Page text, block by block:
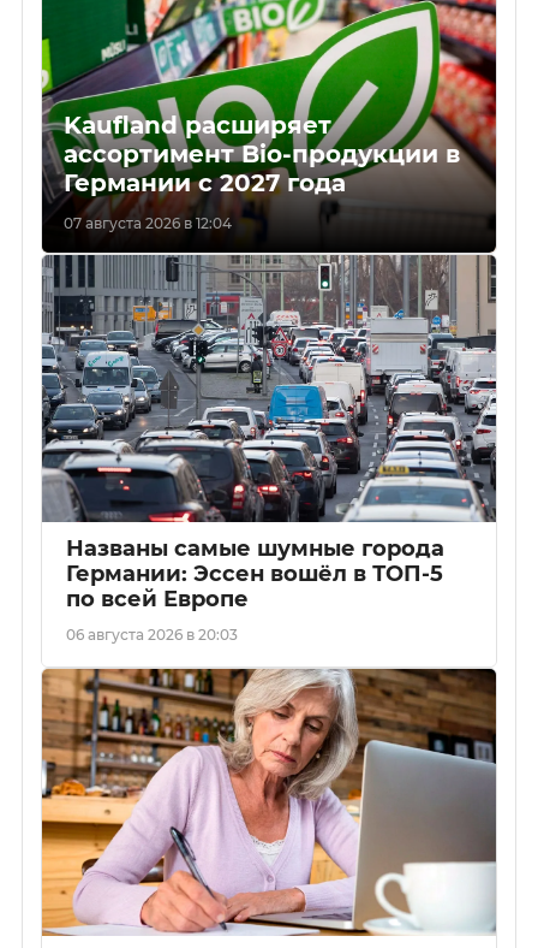
Kaufland расширяет
ассортимент Bio-продукции в
Германии с 2027 года
07 августа 2026 в 12:04
Названы самые шумные города
Германии: Эссен вошёл в ТОП-5
по всей Европе
06 августа 2026 в 20:03